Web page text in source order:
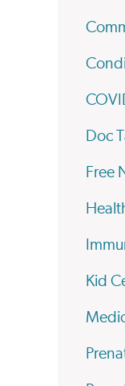
Doc
Free
Kid